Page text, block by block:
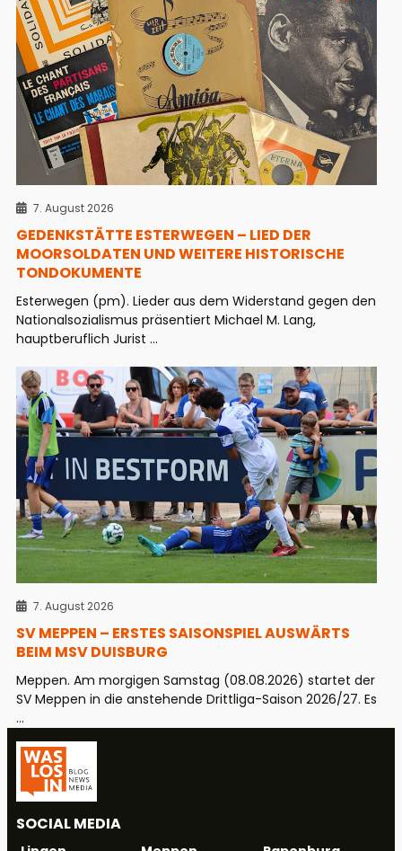
7. August 2026
GEDENKSTÄTTE ESTERWEGEN – LIED DER
MOORSOLDATEN UND WEITERE HISTORISCHE
TONDOKUMENTE
Esterwegen (pm). Lieder aus dem Widerstand gegen den
Nationalsozialismus präsentiert Michael M. Lang,
hauptberuflich Jurist ...
7. August 2026
SV MEPPEN – ERSTES SAISONSPIEL AUSWÄRTS
BEIM MSV DUISBURG
Meppen. Am morgigen Samstag (08.08.2026) startet der
SV Meppen in die anstehende Drittliga-Saison 2026/27. Es
...
SOCIAL MEDIA